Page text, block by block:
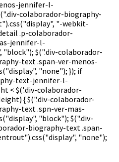
jennifer-l-
colaborador-biography-
"-webkit-
.p-colaborador-
jennifer-l-
$(".div-colaborador-
text .span-ver-menos-
"none"); }); if
text-jennifer-l-
< $('.div-colaborador-
{ $(".div-colaborador-
text .spn-ver-mas-
"block"); $(".div-
biography-text .span-
"none");